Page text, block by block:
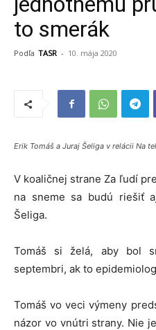
to smerák
Podľa TASR - 10. mája 2020
Erik Tomáš a Juraj Šeliga v relácii Na
V koaličnej strane Za ľudí
na sneme sa budú riešiť
Šeliga.
Tomáš si želá, aby bol
septembri, ak to
Tomáš vo veci výmeny
názor vo vnútri strany. Nie